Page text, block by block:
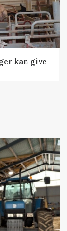
kan give